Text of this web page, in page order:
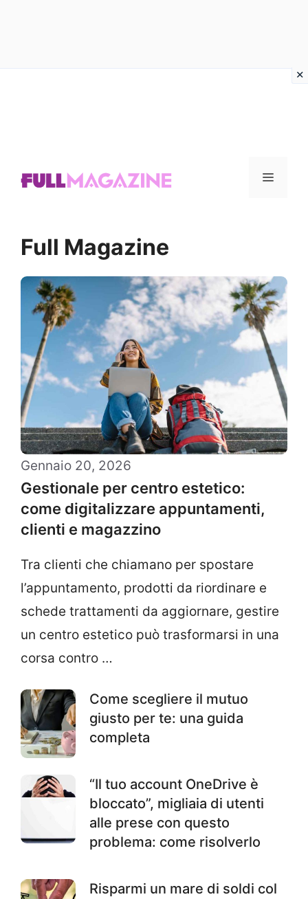
Menu
Full Magazine
Gennaio 20, 2026
Gestionale per centro estetico:
come digitalizzare appuntamenti,
clienti e magazzino
Tra clienti che chiamano per spostare
l’appuntamento, prodotti da riordinare e
schede trattamenti da aggiornare, gestire
un centro estetico può trasformarsi in una
corsa contro …
Come scegliere il mutuo
giusto per te: una guida
completa
“Il tuo account OneDrive è
bloccato”, migliaia di utenti
alle prese con questo
problema: come risolverlo
Risparmi un mare di soldi col